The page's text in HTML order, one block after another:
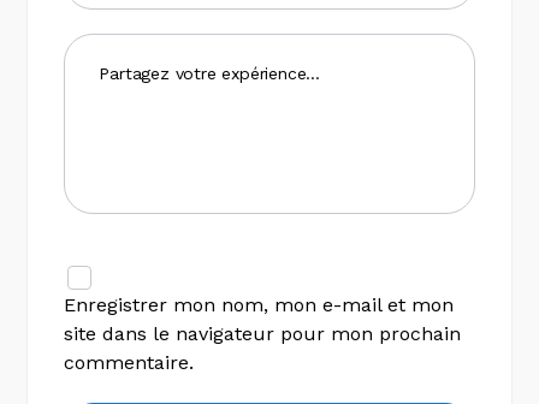
Enregistrer mon nom, mon e-mail et mon
site dans le navigateur pour mon prochain
commentaire.